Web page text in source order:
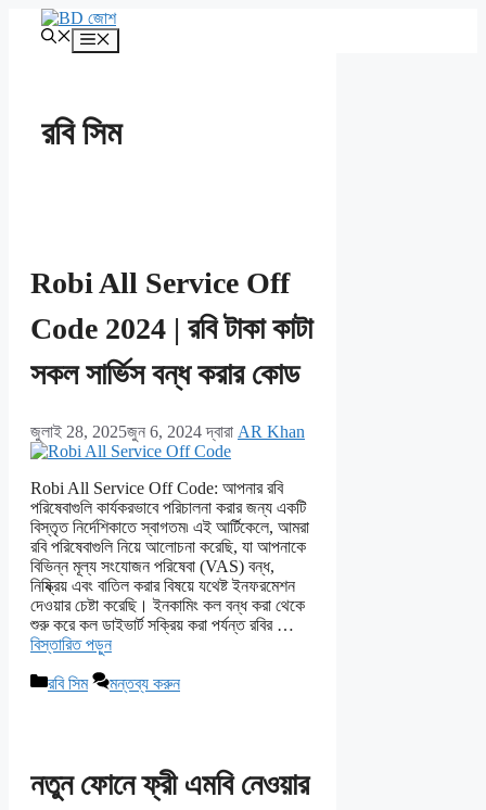
এড়িেয়
রবি সিম
Robi All Service Off
Code 2024 | রবি টাকা কাটা
সকল সার্ভিস বন্ধ করার কোড
জুলাই 28, 2025জুন 6, 2024 দ্বারা AR Khan
Robi All Service Off Code: আপনার রবি
পরিষেবাগুলি কার্যকরভাবে পরিচালনা করার জন্য একটি
বিস্তৃত নির্দেশিকাতে স্বাগতম৷ এই আর্টিকেলে, আমরা
রবি পরিষেবাগুলি নিয়ে আলোচনা করেছি, যা আপনাকে
বিভিন্ন মূল্য সংযোজন পরিষেবা (VAS) বন্ধ,
নিষ্ক্রিয় এবং বাতিল করার বিষয়ে যথেষ্ট ইনফরমেশন
দেওয়ার চেষ্টা করেছি। ইনকামিং কল বন্ধ করা থেকে
শুরু করে কল ডাইভার্ট সক্রিয় করা পর্যন্ত রবির …
বিস্তারিত পড়ুন
বিভাগ
রবি সিম মন্তব্য করুন
নতুন ফোনে ফ্রী এমবি নেওয়ার